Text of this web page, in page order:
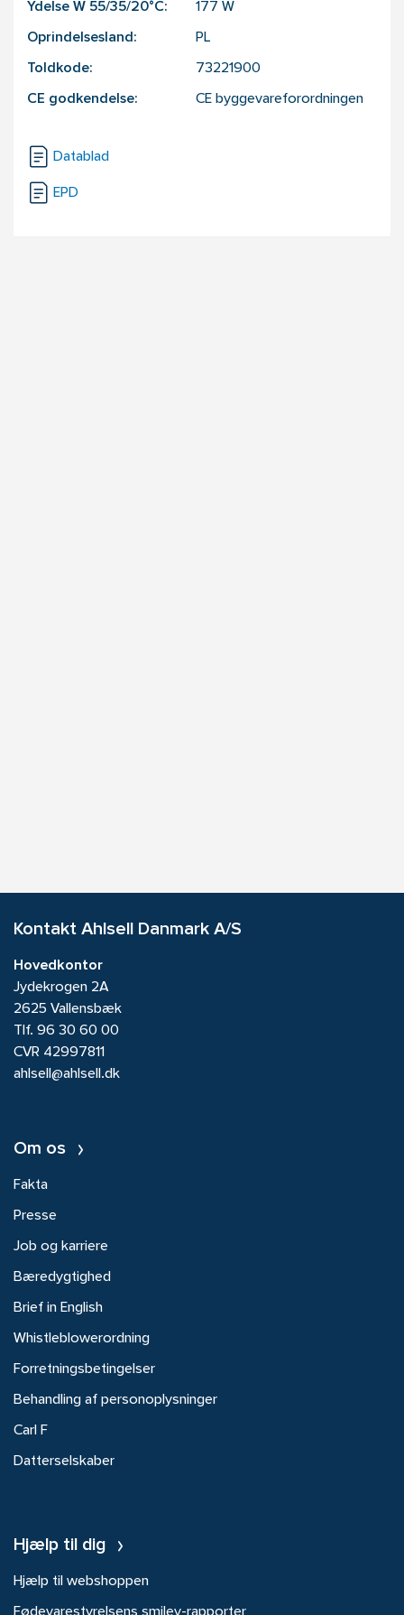
Ydelse W 55/35/20°C: 177 W
Oprindelsesland: PL
Toldkode: 73221900
CE godkendelse: CE byggevareforordningen
Datablad
EPD
Kontakt Ahlsell Danmark A/S
Hovedkontor
Jydekrogen 2A
2625 Vallensbæk
Tlf. 96 30 60 00
CVR 42997811
ahlsell@ahlsell.dk
Om os
Fakta
Presse
Job og karriere
Bæredygtighed
Brief in English
Whistleblowerordning
Forretningsbetingelser
Behandling af personoplysninger
Carl F
Datterselskaber
Hjælp til dig
Hjælp til webshoppen
Fødevarestyrelsens smiley-rapporter